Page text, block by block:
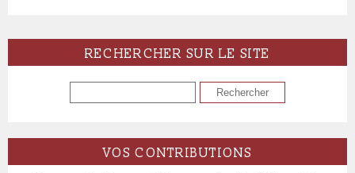
RECHERCHER SUR LE SITE
RECHERCHER
VOS CONTRIBUTIONS